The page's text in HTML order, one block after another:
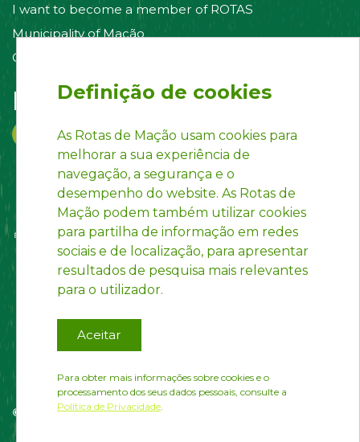
I want to become a member of ROTAS
Municipality of Mação
Contact us
Follow us on:
© Rotas de Mação | Developed by
Definição de cookies
As Rotas de Mação usam cookies para
melhorar a sua experiência de
navegação, a segurança e o
desempenho do website. As Rotas de
Mação podem também utilizar cookies
para partilha de informação em redes
sociais e de localização, para apresentar
resultados de pesquisa mais relevantes
para o utilizador.
Aceitar
Para obter mais informações sobre cookies e o
processamento dos seus dados pessoais, consulte a
Política de Privacidade.